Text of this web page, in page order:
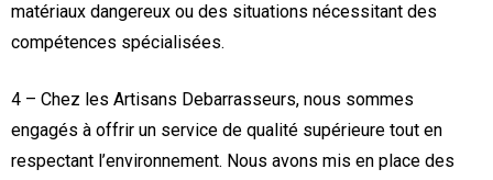
matériaux dangereux ou des situations nécessitant des
compétences spécialisées.
4 – Chez les Artisans Debarrasseurs, nous sommes
engagés à offrir un service de qualité supérieure tout en
respectant l’environnement. Nous avons mis en place des